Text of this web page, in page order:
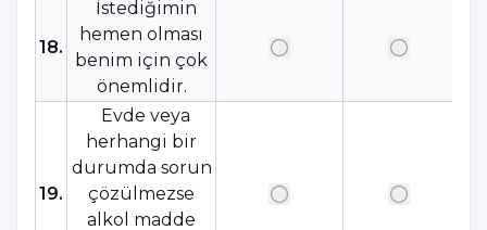
18.
İstediğimin
hemen olması
benim için çok
önemlidir.
19.
Evde veya
herhangi bir
durumda sorun
çözülmezse
alkol madde